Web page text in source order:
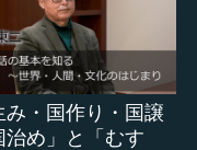
み・国作り・国譲
治め」と「むす